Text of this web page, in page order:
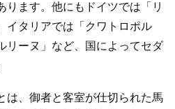
ります。他にもドイツでは「リ
イタリアでは「クワトロポル
リーヌ」など、国によってセダ
は、御者と客室が仕切られた馬